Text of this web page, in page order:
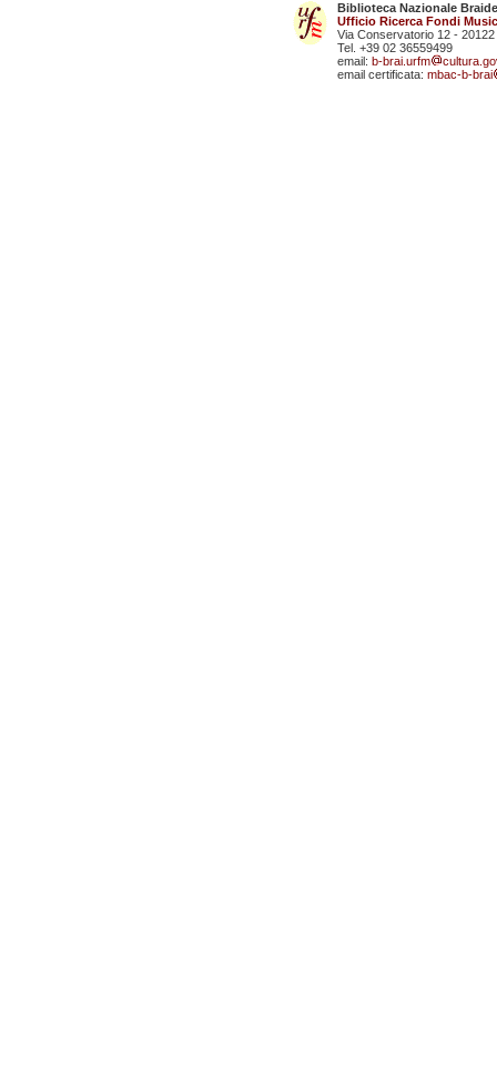
Biblioteca Nazionale
Ufficio Ricerca Fondi
Via Conservatorio 12 - 20122
Tel. +39 02 36559499
email: b-brai.urfm
email certificata: mbac-b-brai